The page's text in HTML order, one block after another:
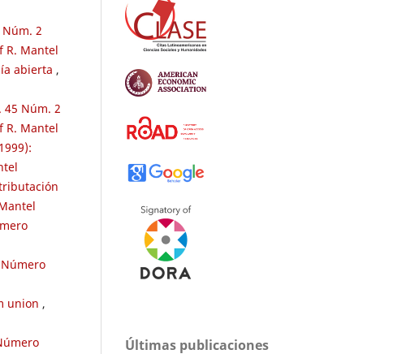
Núm. 2
R. Mantel
abierta ,
45 Núm. 2
R. Mantel
union ,
Últimas publicaciones